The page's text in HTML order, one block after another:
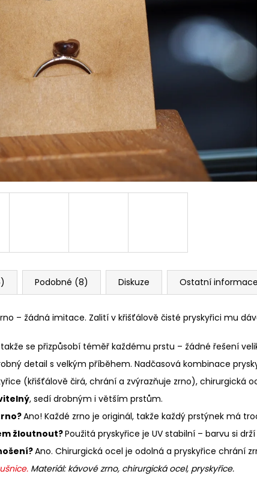
Podobné (8) Diskuze Ostatní informace
– žádná imitace. Zalití v křišťálově čisté pryskyřici mu
se přizpůsobí téměř každému prstu – žádné řešení
detail s velkým příběhem. Nadčasová kombinace
(křišťálově čirá, chrání a zvýrazňuje zrno), chirurgická
, sedí drobným i větším prstům.
Ano! Každé zrno je originál, takže každý prstýnek má
žloutnout?Použitá pryskyřice je UV stabilní – barvu si
Ano. Chirurgická ocel je odolná a pryskyřice chrání
Materiál: kávové zrno, chirurgická ocel, pryskyřice.